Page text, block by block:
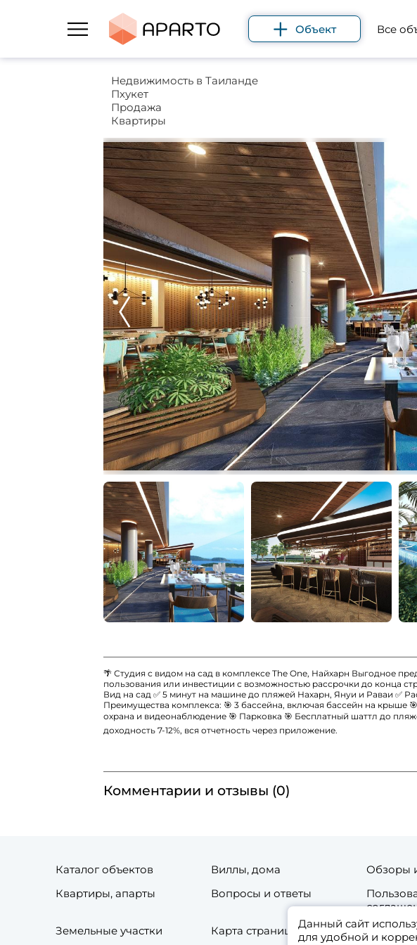
Объект Все
Недвижимость в Таиланде
Пхукет
Продажа
Квартиры
🌴 Студия с видом на сад в комплексе The One, Найхарн Выгодное
пользования или инвестиции с возможностью рассрочки до конца
Вид на сад ✅ 5 минут на машине до пляжей Нахарн, Януи и Раваи ✅
Преимущества комплекса: 🎯 3 бассейна, включая бассейн на крыше
охрана и видеонаблюдение 🎯 Парковка 🎯 Бесплатный шаттл до
доходность 7-12%, вся отчетность через приложение.
Комментарии и отзывы (0)
Данный сайт
для удобной и
Каталог объектов Виллы, дома Обзоры
Квартиры, апарты
Вопросы и ответы
Земельные участки Карта страниц сайта